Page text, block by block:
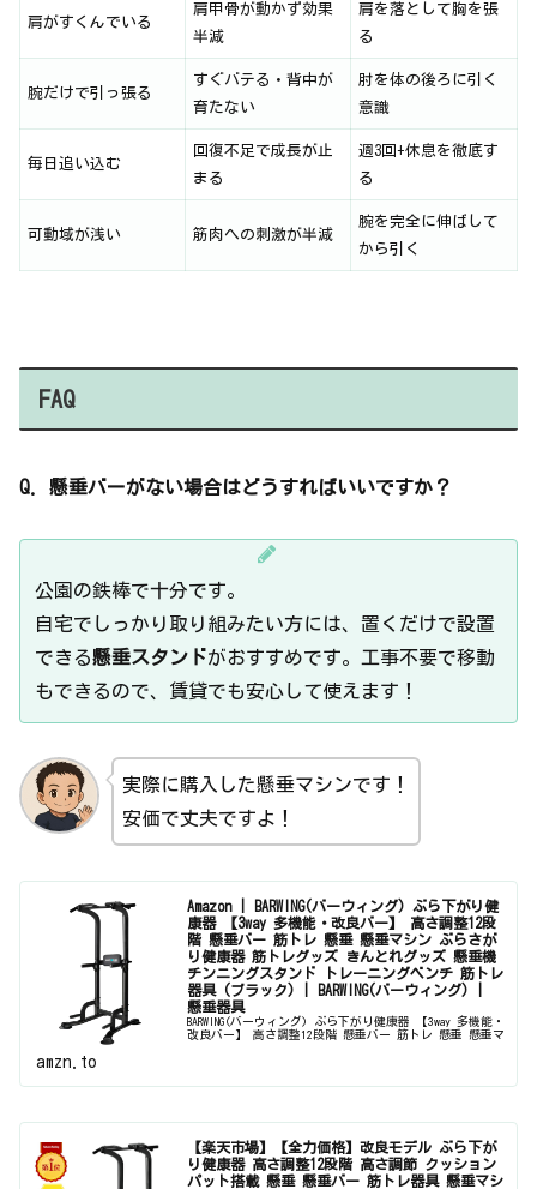
肩がすくんでいる
肩甲骨が動かず効果
半減
肩を落として胸を張
る
腕だけで引っ張る
すぐバテる・背中が
育たない
肘を体の後ろに引く
意識
毎日追い込む
回復不足で成長が止
まる
週3回+休息を徹底す
る
可動域が浅い 筋肉への刺激が半減
腕を完全に伸ばして
から引く
FAQ
Q. 懸垂バーがない場合はどうすればいいですか？
公園の鉄棒で十分です。
自宅でしっかり取り組みたい方には、置くだけで設置
できる懸垂スタンドがおすすめです。工事不要で移動
もできるので、賃貸でも安心して使えます！
実際に購入した懸垂マシンです！
安価で丈夫ですよ！
Amazon | BARWING(バーウィング) ぶら下がり健
康器 【3way 多機能・改良バー】 高さ調整12段
階 懸垂バー 筋トレ 懸垂 懸垂マシン ぶらさが
り健康器 筋トレグッズ きんとれグッズ 懸垂機
チンニングスタンド トレーニングベンチ 筋トレ
器具 (ブラック) | BARWING(バーウィング) |
懸垂器具
BARWING(バーウィング) ぶら下がり健康器 【3way 多機能・
改良バー】 高さ調整12段階 懸垂バー 筋トレ 懸垂 懸垂マ
amzn.to
【楽天市場】【全力価格】改良モデル ぶら下が
り健康器 高さ調整12段階 高さ調節 クッション
パット搭載 懸垂 懸垂バー 筋トレ器具 懸垂マシ